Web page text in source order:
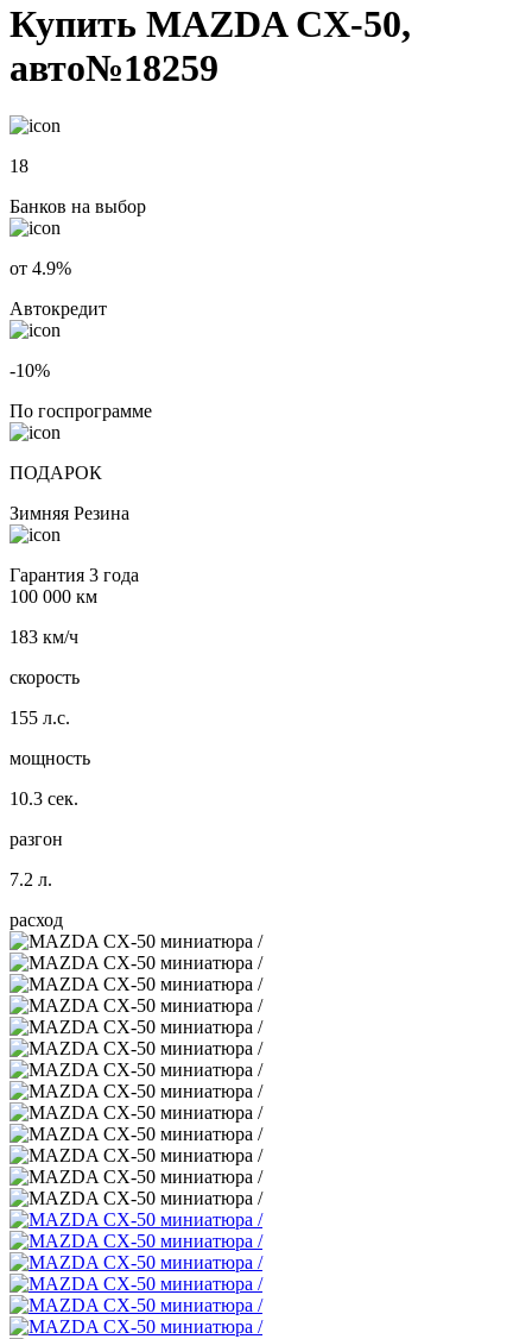
Купить MAZDA CX-50,
авто№18259
18
Банков на выбор
от 4.9%
Автокредит
-10%
По госпрограмме
ПОДАРОК
Зимняя Резина
Гарантия 3 года
100 000 км
183 км/ч
скорость
155 л.с.
мощность
10.3 сек.
разгон
7.2 л.
расход